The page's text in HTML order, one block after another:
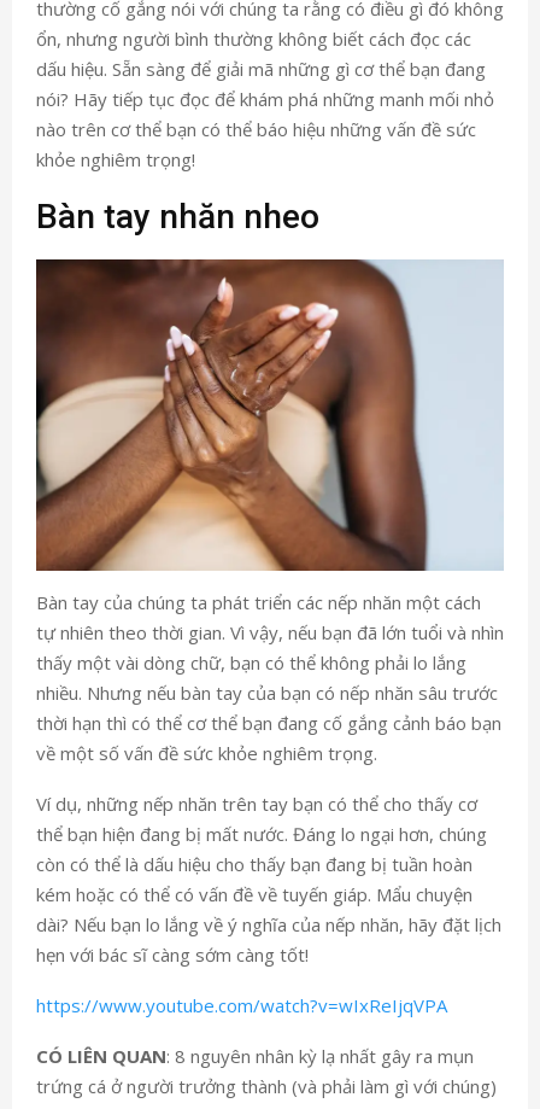
thường cố gắng nói với chúng ta rằng có điều gì đó không
ổn, nhưng người bình thường không biết cách đọc các
dấu hiệu. Sẵn sàng để giải mã những gì cơ thể bạn đang
nói? Hãy tiếp tục đọc để khám phá những manh mối nhỏ
nào trên cơ thể bạn có thể báo hiệu những vấn đề sức
khỏe nghiêm trọng!
Bàn tay nhăn nheo
Bàn tay của chúng ta phát triển các nếp nhăn một cách
tự nhiên theo thời gian. Vì vậy, nếu bạn đã lớn tuổi và nhìn
thấy một vài dòng chữ, bạn có thể không phải lo lắng
nhiều. Nhưng nếu bàn tay của bạn có nếp nhăn sâu trước
thời hạn thì có thể cơ thể bạn đang cố gắng cảnh báo bạn
về một số vấn đề sức khỏe nghiêm trọng.
Ví dụ, những nếp nhăn trên tay bạn có thể cho thấy cơ
thể bạn hiện đang bị mất nước. Đáng lo ngại hơn, chúng
còn có thể là dấu hiệu cho thấy bạn đang bị tuần hoàn
kém hoặc có thể có vấn đề về tuyến giáp. Mẩu chuyện
dài? Nếu bạn lo lắng về ý nghĩa của nếp nhăn, hãy đặt lịch
hẹn với bác sĩ càng sớm càng tốt!
https://www.youtube.com/watch?v=wIxReIjqVPA
CÓ LIÊN QUAN: 8 nguyên nhân kỳ lạ nhất gây ra mụn
trứng cá ở người trưởng thành (và phải làm gì với chúng)